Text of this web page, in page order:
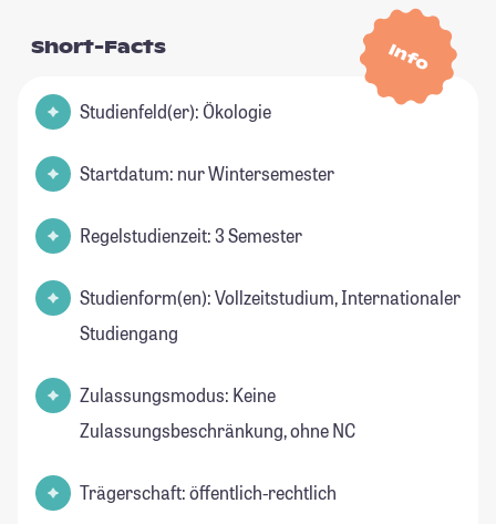
Info
Short-Facts
Studienfeld(er): Ökologie
Startdatum: nur Wintersemester
Regelstudienzeit: 3 Semester
Studienform(en): Vollzeitstudium, Internationaler
Studiengang
Zulassungsmodus: Keine
Zulassungsbeschränkung, ohne NC
Trägerschaft: öffentlich-rechtlich